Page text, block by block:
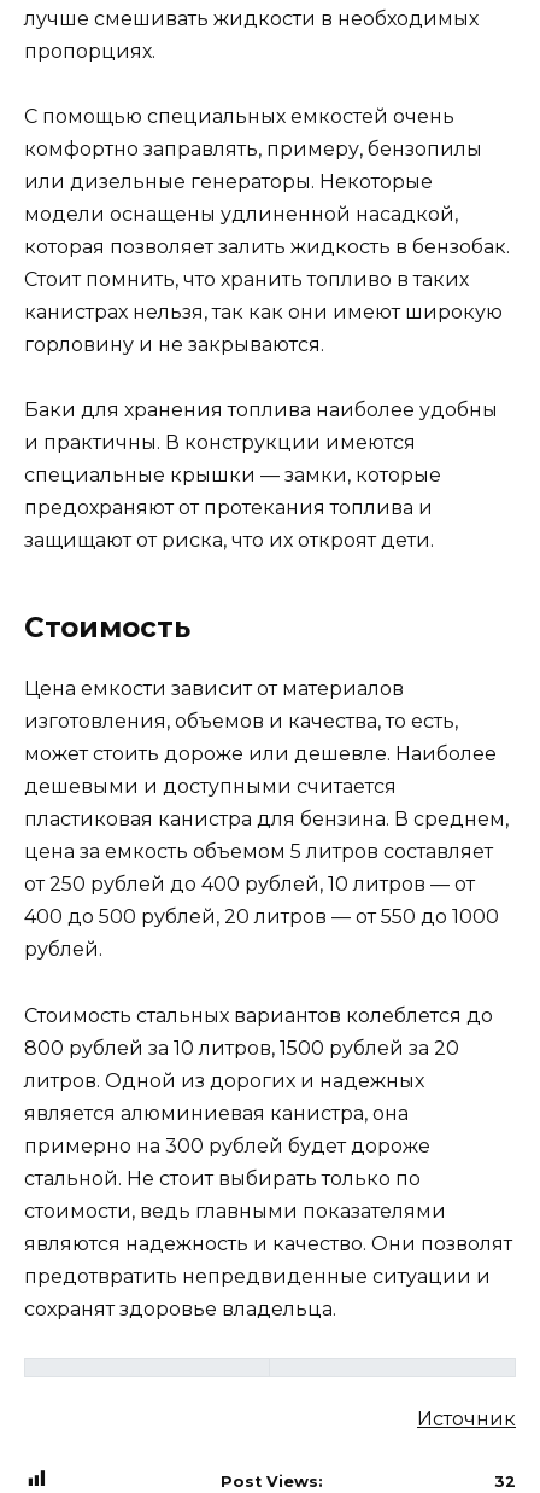
лучше смешивать жидкости в необходимых
пропорциях.
С помощью специальных емкостей очень
комфортно заправлять, примеру, бензопилы
или дизельные генераторы. Некоторые
модели оснащены удлиненной насадкой,
которая позволяет залить жидкость в бензобак.
Стоит помнить, что хранить топливо в таких
канистрах нельзя, так как они имеют широкую
горловину и не закрываются.
Баки для хранения топлива наиболее удобны
и практичны. В конструкции имеются
специальные крышки — замки, которые
предохраняют от протекания топлива и
защищают от риска, что их откроят дети.
Стоимость
Цена емкости зависит от материалов
изготовления, объемов и качества, то есть,
может стоить дороже или дешевле. Наиболее
дешевыми и доступными считается
пластиковая канистра для бензина. В среднем,
цена за емкость объемом 5 литров составляет
от 250 рублей до 400 рублей, 10 литров — от
400 до 500 рублей, 20 литров — от 550 до 1000
рублей.
Стоимость стальных вариантов колеблется до
800 рублей за 10 литров, 1500 рублей за 20
литров. Одной из дорогих и надежных
является алюминиевая канистра, она
примерно на 300 рублей будет дороже
стальной. Не стоит выбирать только по
стоимости, ведь главными показателями
являются надежность и качество. Они позволят
предотвратить непредвиденные ситуации и
сохранят здоровье владельца.
Источник
Post Views: 32